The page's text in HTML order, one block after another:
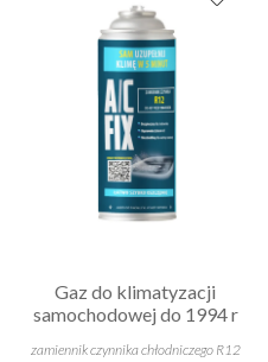
Gaz do klimatyzacji
samochodowej do 1994 r
zamiennik czynnika chłodniczego R12